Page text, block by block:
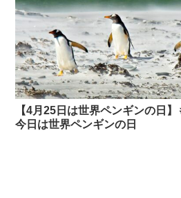
【4月25日は世界ペンギンの日
今日は世界ペンギンの日